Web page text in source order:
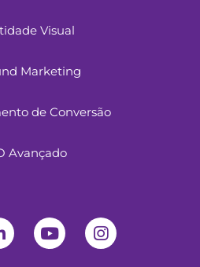
Visual
Marketing
de Conversão
Avançado